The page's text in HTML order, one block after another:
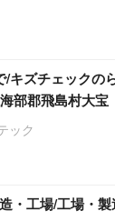
/キズチェックの
部郡飛島村大宝
ック
・工場/工場・